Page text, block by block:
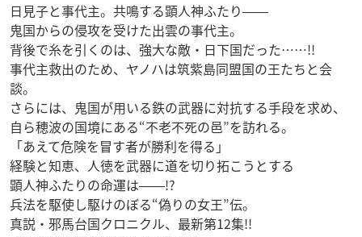
日見子と事代主。共鳴する顕人神ふたり――
鬼国からの侵攻を受けた出雲の事代主。
背後で糸を引くのは、強大な敵・日下国だった……!!
事代主救出のため、ヤノハは筑紫島同盟国の王たちと会
談。
さらには、鬼国が用いる鉄の武器に対抗する手段を求め、
自ら穂波の国境にある“不老不死の邑”を訪れる。
「あえて危険を冒す者が勝利を得る」
経験と知恵、人徳を武器に道を切り拓こうとする
顕人神ふたりの命運は――!?
兵法を駆使し駆けのぼる“偽りの女王”伝。
真説・邪馬台国クロニクル、最新第12集!!